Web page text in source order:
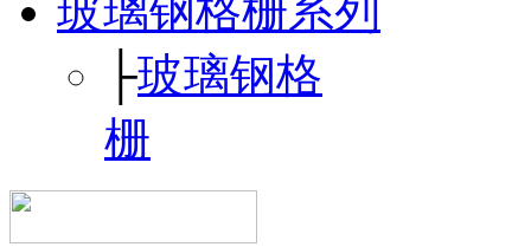
玻璃钢格栅系列
├玻璃钢格
栅